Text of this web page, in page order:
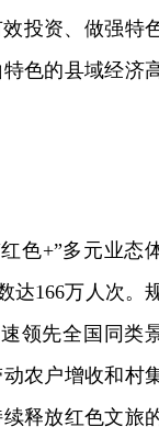
投资、做强特
色的县域经济
色+”多元业态
达166万人次。
领先全国同类
农户增收和村
释放红色文旅